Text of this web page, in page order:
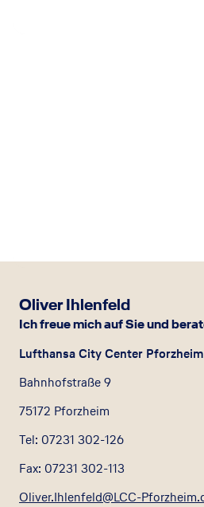
Oliver Ihlenfeld
Ich freue mich auf Sie und
Lufthansa City Center
Bahnhofstraße 9
75172 Pforzheim
Tel: 07231 302-126
Fax: 07231 302-113
Oliver.Ihlenfeld@LCC-